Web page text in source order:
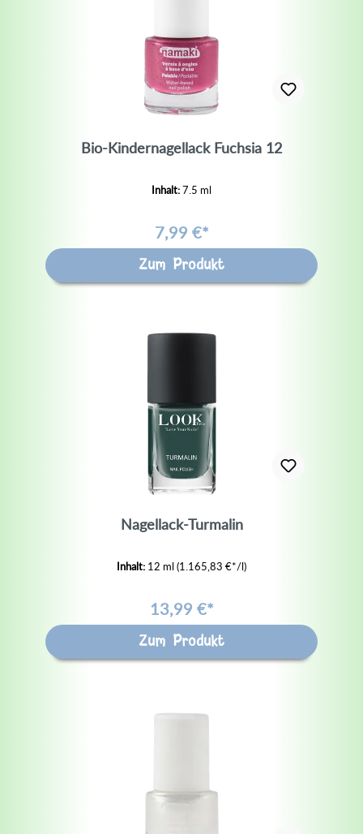
Bio-Kindernagellack Fuchsia 12
Inhalt:7.5 ml
7,99 €*
Zum Produkt
Nagellack-Turmalin
Inhalt: 12 ml(1.165,83 €*/l)
13,99 €*
Zum Produkt